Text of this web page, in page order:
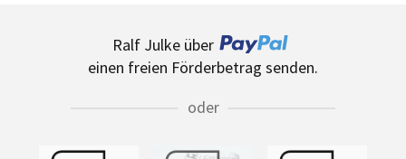
Ralf Julke über
einen freien Förderbetrag senden.
oder